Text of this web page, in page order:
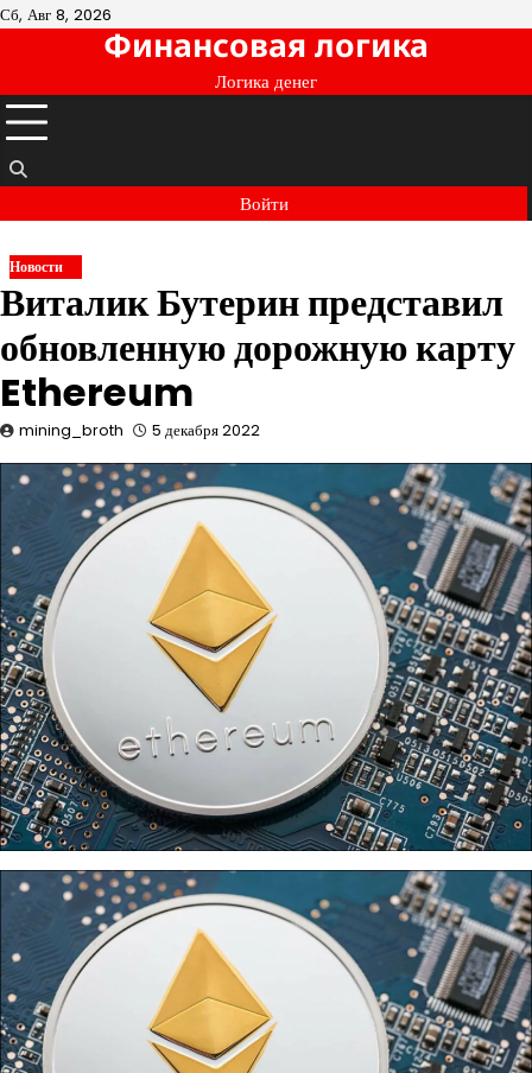
Перейти
Сб, Авг 8, 2026
Финансовая логика
Логика денег
Войти
Новости
Виталик Бутерин представил
обновленную дорожную карту
Ethereum
mining_broth 5 декабря 2022